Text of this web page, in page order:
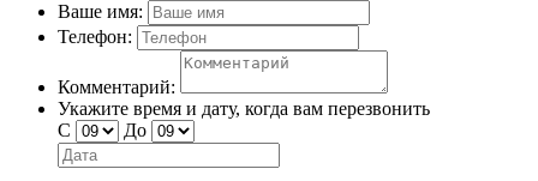
Ваше имя:
Телефон:
Комментарий:
Укажите время и дату, когда вам перезвонить
С
До